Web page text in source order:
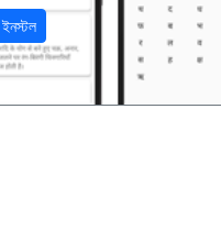
ইনস্টল